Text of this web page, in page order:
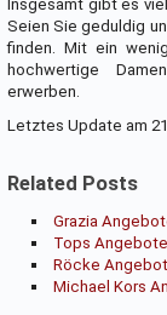
Insgesamt gibt es
Seien Sie geduldig
finden. Mit ein
hochwertige
erwerben.
Letztes Update am
Related Posts
Grazia
Tops
Röcke
Michael Kors